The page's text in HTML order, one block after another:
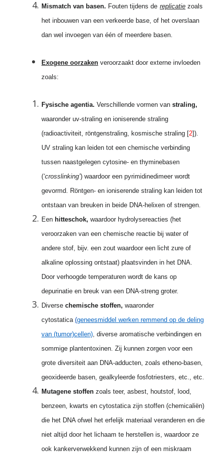
Mismatch van basen. Fouten tijdens de replicatie zoals
het inbouwen van een verkeerde base, of het overslaan
dan wel invoegen van één of meerdere basen.
Exogene oorzaken veroorzaakt door externe invloeden
zoals:
Fysische agentia. Verschillende vormen van straling,
waaronder uv-straling en ioniserende straling
(radioactiviteit, röntgenstraling, kosmische straling [2]).
UV straling kan leiden tot een chemische verbinding
tussen naastgelegen cytosine- en thyminebasen
(‘crosslinking’) waardoor een pyrimidinedimeer wordt
gevormd. Röntgen- en ioniserende straling kan leiden tot
ontstaan van breuken in beide DNA-helixen of strengen.
Een hitteschok, waardoor hydrolysereacties (het
veroorzaken van een chemische reactie bij water of
andere stof, bijv. een zout waardoor een licht zure of
alkaline oplossing ontstaat) plaatsvinden in het DNA.
Door verhoogde temperaturen wordt de kans op
depurinatie en breuk van een DNA-streng groter.
Diverse chemische stoffen, waaronder
cytostatica (geneesmiddel werken remmend op de deling
van (tumor)cellen) diverse aromatische verbindingen en
sommige plantentoxinen. Zij kunnen zorgen voor een
grote diversiteit aan DNA-adducten, zoals etheno-basen,
geoxideerde basen, gealkyleerde fosfotriesters, etc., etc.
Mutagene stoffen zoals teer, asbest, houtstof, lood,
benzeen, kwarts en cytostatica zijn stoffen (chemicaliën)
die het DNA ofwel het erfelijk materiaal veranderen en die
niet altijd door het lichaam te herstellen is, waardoor ze
ook kankerverwekkend kunnen zijn of een miskraam